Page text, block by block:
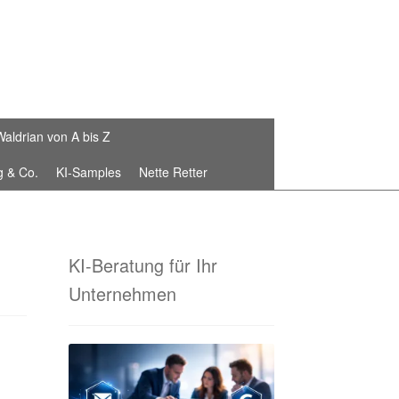
von A bis Z
& Co. KI-Samples Nette Retter
Fahnenbänder von Waldrian®
KI-Beratung für Ihr
Unternehmen